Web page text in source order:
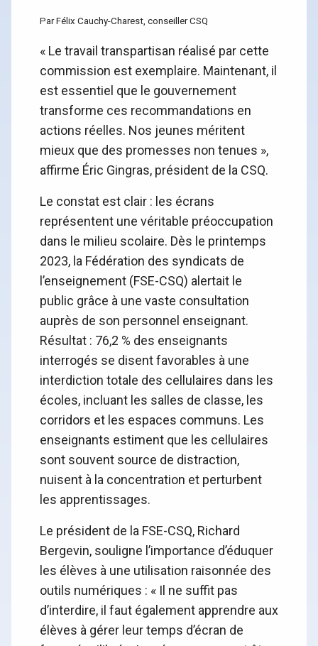
Par Félix Cauchy-Charest, conseiller CSQ
« Le travail transpartisan réalisé par cette
commission est exemplaire. Maintenant, il
est essentiel que le gouvernement
transforme ces recommandations en
actions réelles. Nos jeunes méritent
mieux que des promesses non tenues »,
affirme Éric Gingras, président de la CSQ.
Le constat est clair : les écrans
représentent une véritable préoccupation
dans le milieu scolaire. Dès le printemps
2023, la Fédération des syndicats de
l’enseignement (FSE-CSQ) alertait le
public grâce à une vaste consultation
auprès de son personnel enseignant.
Résultat : 76,2 % des enseignants
interrogés se disent favorables à une
interdiction totale des cellulaires dans les
écoles, incluant les salles de classe, les
corridors et les espaces communs. Les
enseignants estiment que les cellulaires
sont souvent source de distraction,
nuisent à la concentration et perturbent
les apprentissages.
Le président de la FSE-CSQ, Richard
Bergevin, souligne l’importance d’éduquer
les élèves à une utilisation raisonnée des
outils numériques : « Il ne suffit pas
d’interdire, il faut également apprendre aux
élèves à gérer leur temps d’écran de